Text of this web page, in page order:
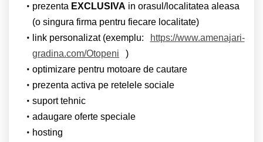
prezenta EXCLUSIVA in orasul/localitatea aleasa
(o singura firma pentru fiecare localitate)
link personalizat (exemplu:
https://www.amenajari-
gradina.com/Otopeni
)
optimizare pentru motoare de cautare
prezenta activa pe retelele sociale
suport tehnic
adaugare oferte speciale
hosting